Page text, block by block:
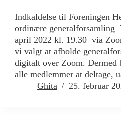
Indkaldelse til Foreningen
ordinære generalforsamling
april 2022 kl. 19.30 via
vi valgt at afholde
digitalt over Zoom. Dermed
alle medlemmer at deltage,
Ghita
25. februar